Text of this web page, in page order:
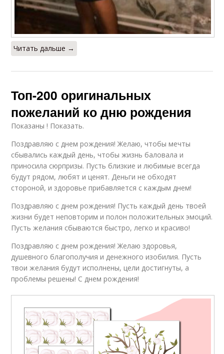
Читать дальше →
Топ-200 оригинальных
пожеланий ко дню рождения
Показаны ! Показать.
Поздравляю с днем рождения! Желаю, чтобы мечты
сбывались каждый день, чтобы жизнь баловала и
приносила сюрпризы. Пусть близкие и любимые всегда
будут рядом, любят и ценят. Деньги не обходят
стороной, и здоровье прибавляется с каждым днем!
Поздравляю с днем рождения! Пусть каждый день твоей
жизни будет неповторим и полон положительных эмоций.
Пусть желания сбываются быстро, легко и красиво!
Поздравляю с днем рождения! Желаю здоровья,
душевного благополучия и денежного изобилия. Пусть
твои желания будут исполнены, цели достигнуты, а
проблемы решены! С днем рождения!